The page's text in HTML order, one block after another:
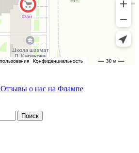
Отзывы о нас на Флампе
Поиск